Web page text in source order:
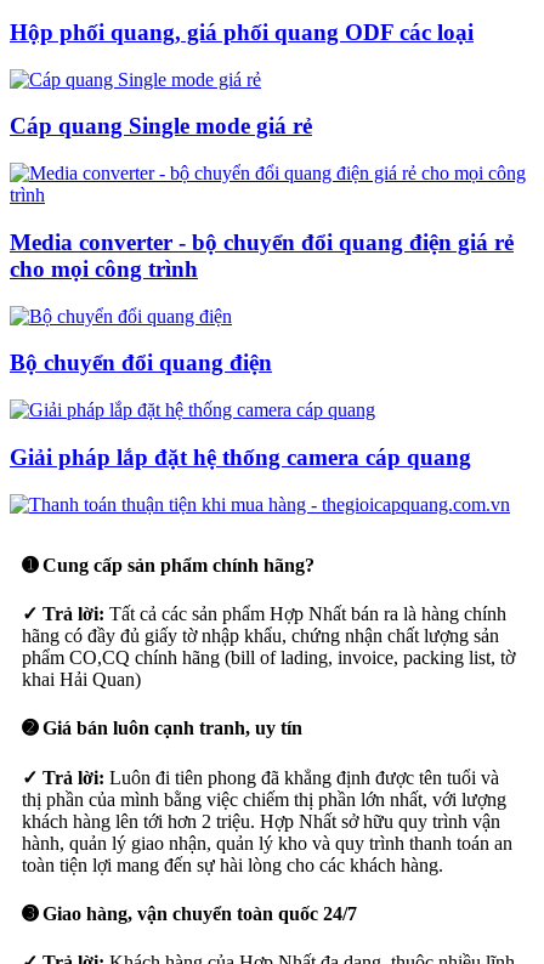
Hộp phối quang, giá phối quang ODF các loại
Cáp quang Single mode giá rẻ
Media converter - bộ chuyển đổi quang điện giá rẻ
cho mọi công trình
Bộ chuyển đổi quang điện
Giải pháp lắp đặt hệ thống camera cáp quang
➊ Cung cấp sản phẩm chính hãng?
✓ Trả lời: Tất cả các sản phẩm Hợp Nhất bán ra là hàng chính
hãng có đầy đủ giấy tờ nhập khẩu, chứng nhận chất lượng sản
phẩm CO,CQ chính hãng (bill of lading, invoice, packing list, tờ
khai Hải Quan)
➋ Giá bán luôn cạnh tranh, uy tín
✓ Trả lời: Luôn đi tiên phong đã khẳng định được tên tuổi và
thị phần của mình bằng việc chiếm thị phần lớn nhất, với lượng
khách hàng lên tới hơn 2 triệu. Hợp Nhất sở hữu quy trình vận
hành, quản lý giao nhận, quản lý kho và quy trình thanh toán an
toàn tiện lợi mang đến sự hài lòng cho các khách hàng.
➌ Giao hàng, vận chuyển toàn quốc 24/7